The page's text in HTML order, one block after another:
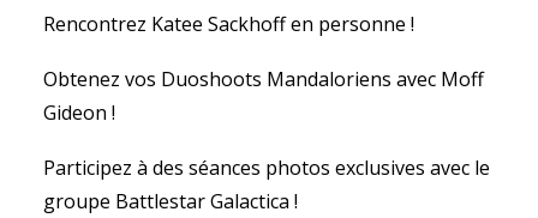
Rencontrez Katee Sackhoff en personne !
Obtenez vos Duoshoots Mandaloriens avec Moff
Gideon !
Participez à des séances photos exclusives avec le
groupe Battlestar Galactica !